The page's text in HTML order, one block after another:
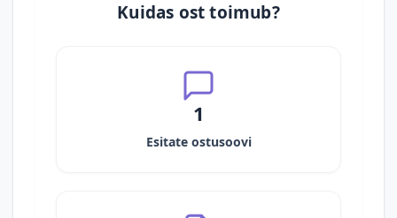
Kuidas ost toimub?
1
Esitate ostusoovi